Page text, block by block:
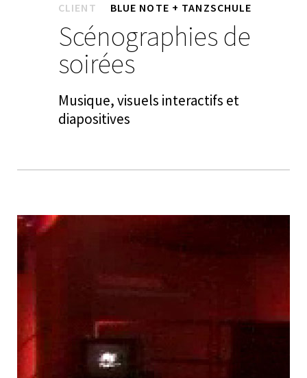
CLIENT BLUE NOTE + TANZSCHULE
Scénographies de
soirées
Musique, visuels interactifs et
diapositives